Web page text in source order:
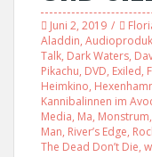
Juni 2, 2019
Aladdin,
Talk, Dark Waters,
Pikachu, DVD, Exiled,
Heimkino,
Kannibalinnen im
Media, Ma, Monstrum,
Man, River’s Edge,
The Dead Don’t Die,